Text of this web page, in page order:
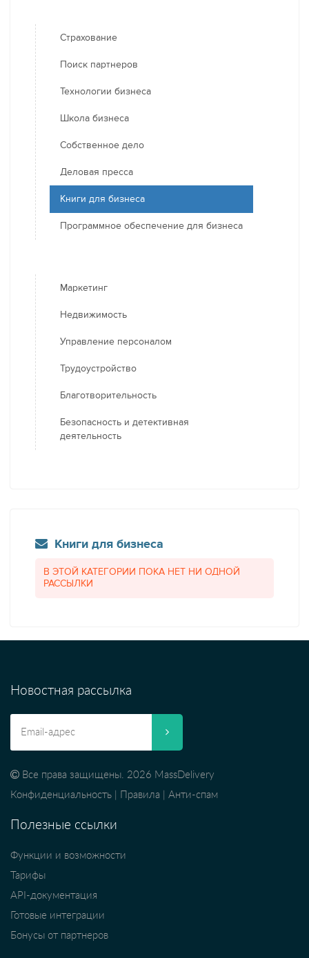
Страхование
Поиск партнеров
Технологии бизнеса
Школа бизнеса
Собственное дело
Деловая пресса
Книги для бизнеса
Программное обеспечение для бизнеса
Маркетинг
Недвижимость
Управление персоналом
Трудоустройство
Благотворительность
Безопасность и детективная
деятельность
Книги для бизнеса
В ЭТОЙ КАТЕГОРИИ ПОКА НЕТ НИ ОДНОЙ
РАССЫЛКИ
Новостная рассылка
Все права защищены. 2026 MassDelivery
Конфиденциальность
Правила Анти-спам
Полезные ссылки
Функции и возможности
Тарифы
API-документация
Готовые интеграции
Бонусы от партнеров